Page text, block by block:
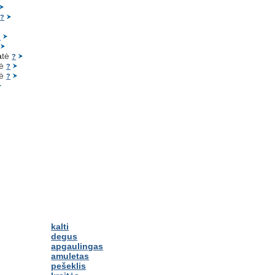
?
tė?
?
?
kalti
degus
apgaulingas
amuletas
pešeklis